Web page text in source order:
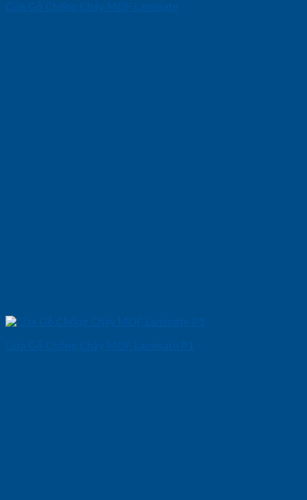
Cửa Gỗ Chống Cháy MDF Laminate
Cửa Gỗ Chống Cháy MDF Laminate P1